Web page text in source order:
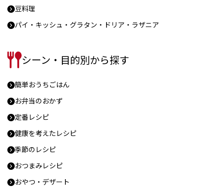
豆料理
パイ・キッシュ・グラタン・ドリア・ラザニア
シーン・目的別から探す
簡単おうちごはん
お弁当のおかず
定番レシピ
健康を考えたレシピ
季節のレシピ
おつまみレシピ
おやつ・デザート